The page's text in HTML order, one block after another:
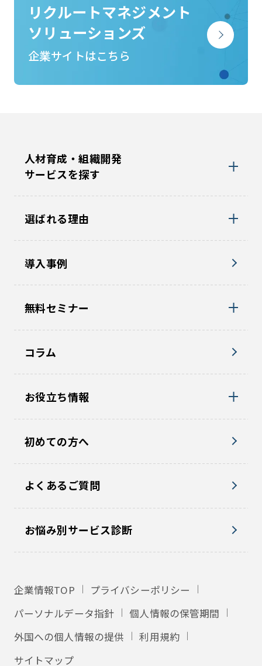
リクルートマネジメント
ソリューションズ
企業サイトはこちら
人材育成・組織開発
サービスを探す
選ばれる理由
導入事例
無料セミナー
コラム
お役立ち情報
初めての方へ
よくあるご質問
お悩み別サービス診断
企業情報TOP
プライバシーポリシー
パーソナルデータ指針
個人情報の保管期間
外国への個人情報の提供
利用規約
サイトマップ